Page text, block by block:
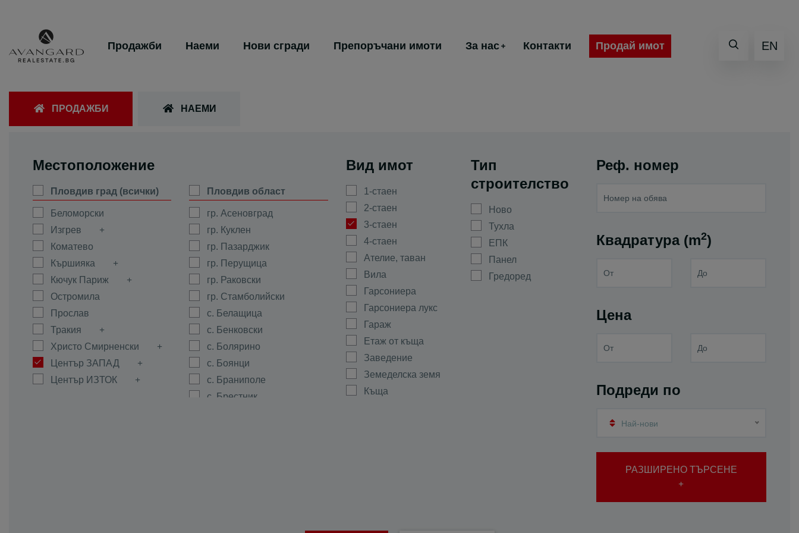
Продажби Наеми Нови сгради Препоръчани имоти За нас Контакти Продай имот EN
ПРОДАЖБИ НАЕМИ
Местоположение
Пловдив град (всички)
Беломорски
Изгрев
Коматево
Кършияка
Кючук Париж
Остромила
Прослав
Тракия
Христо Смирненски
Център ЗАПАД
Център ИЗТОК
Пловдив област
гр. Асеновград
гр. Куклен
гр. Пазарджик
гр. Перущица
гр. Раковски
гр. Стамболийски
с. Белащица
с. Бенковски
с. Болярино
с. Боянци
с. Браниполе
с. Брестник
Вид имот
1-стаен
2-стаен
3-стаен
4-стаен
Ателие, таван
Вила
Гарсониера
Гарсониера лукс
Гараж
Етаж от къща
Заведение
Земеделска земя
Къща
Тип
строителство
Ново
Тухла
ЕПК
Панел
Гредоред
Реф. номер
Квадратура (m2)
Цена
Подреди по
Най-нови
РАЗШИРЕНО ТЪРСЕНЕ